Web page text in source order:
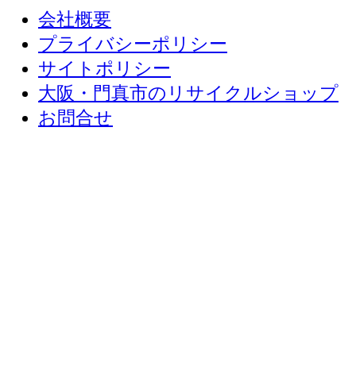
会社概要
プライバシーポリシー
サイトポリシー
大阪・門真市のリサイクルショップ
お問合せ